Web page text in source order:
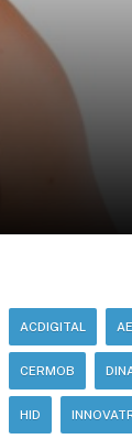
ACDIGITAL
CERMOB
HID